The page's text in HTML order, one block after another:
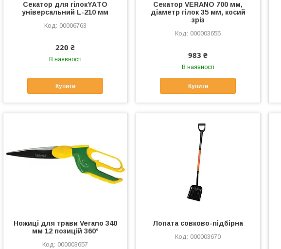
Секатор для гілокYAТO
універсальний L-210 мм
00006763
220 ₴
В наявності
Купити
Секатор VERANO 700 мм,
діаметр гілок 35 мм, косий
зріз
000003655
983 ₴
В наявності
Купити
Ножиці для трави Verano 340
мм 12 позицій 360°
000003657
Лопата совково-підбірна
000003670